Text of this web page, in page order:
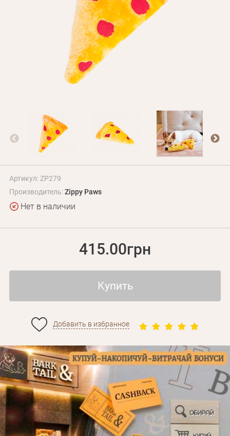
Оплата и доставка
Программа лояльности
О Нас
Оптовым клиентам
Артикул: ZP279
Производитель:Zippy Paws
Нет в наличии
415.00грн
Купить
Добавить в избранное
Забыли пароль?
Личные данные